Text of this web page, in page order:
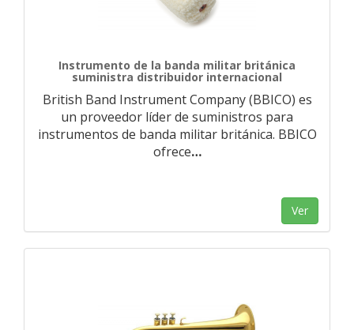
Instrumento de la banda militar británica
suministra distribuidor internacional
British Band Instrument Company (BBICO) es
un proveedor líder de suministros para
instrumentos de banda militar británica. BBICO
ofrece…
Ver